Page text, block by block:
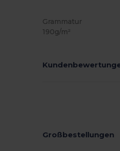
Grammatur
190g/m²
Großbestellungen